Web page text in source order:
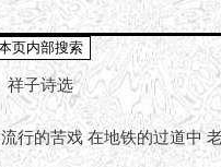
祥子诗选
流行的苦戏 在地铁的过道中